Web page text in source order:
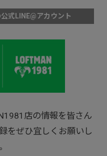
式LINE@アカウント
店の情報を皆さん
をぜひ宜しくお願いし